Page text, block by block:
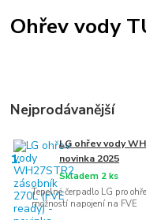
Ohřev vody
Nejprodávanější
1.
LG ohřev vody
novinka 2025
Tepelné čerpadlo LG pro
možností napojení na FVE
Skladem 2 ks